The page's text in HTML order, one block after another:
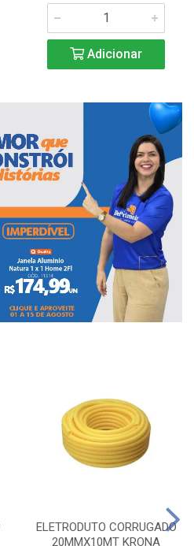
Adicionar
ELETRODUTO CORRUGADO
20MMX10MT KRONA